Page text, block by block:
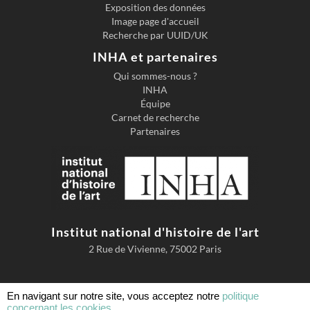
Exposition des données
Image page d'accueil
Recherche par UUID/UK
INHA et partenaires
Qui sommes-nous ?
INHA
Équipe
Carnet de recherche
Partenaires
Institut national d'histoire de l'art
2 Rue de Vivienne, 75002 Paris
En navigant sur notre site, vous acceptez notre politique
concernant les cookies.